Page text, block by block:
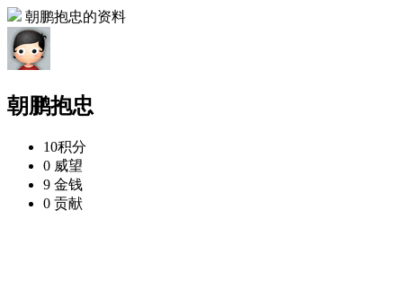
朝鹏抱忠的资料
朝鹏抱忠
10积分
0 威望
9 金钱
0 贡献